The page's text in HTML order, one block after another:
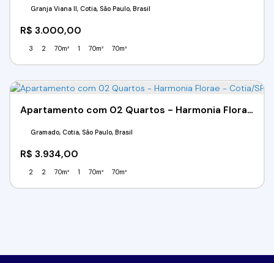
R$ 3.000,00
Granja Viana II, Cotia, São Paulo, Brasil
3 2 70m² 1 70m² 70m²
Apartamento com 02 Quartos - Harmonia Florae - Cotia/SP
R$ 3.934,00
Gramado, Cotia, São Paulo, Brasil
2 2 70m² 1 70m² 70m²